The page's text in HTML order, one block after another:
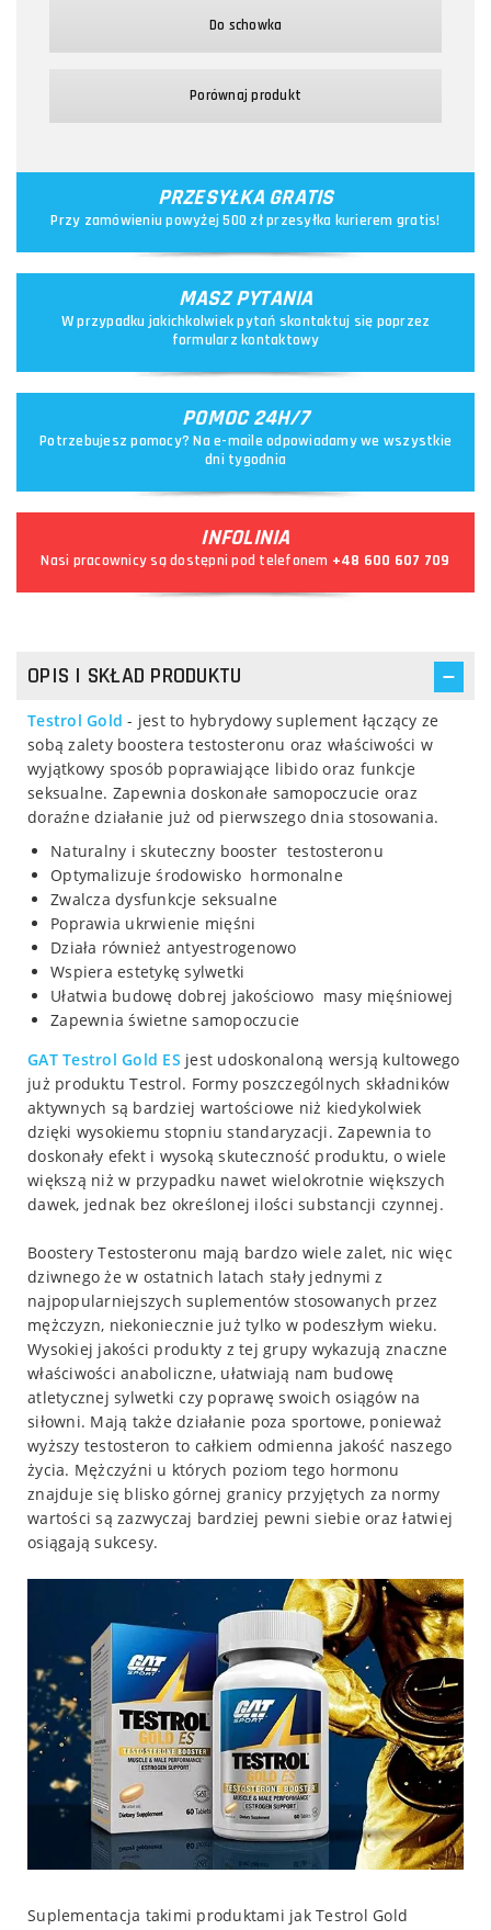
Do schowka
Porównaj produkt
PRZESYŁKA GRATIS
Przy zamówieniu powyżej 500 zł przesyłka kurierem gratis!
MASZ PYTANIA
W przypadku jakichkolwiek pytań skontaktuj się poprzez
formularz kontaktowy
POMOC 24H/7
Potrzebujesz pomocy? Na e-maile odpowiadamy we wszystkie
dni tygodnia
INFOLINIA
Nasi pracownicy są dostępni pod telefonem +48 600 607 709
OPIS I SKŁAD PRODUKTU
Testrol Gold - jest to hybrydowy suplement łączący ze
sobą zalety boostera testosteronu oraz właściwości w
wyjątkowy sposób poprawiające libido oraz funkcje
seksualne. Zapewnia doskonałe samopoczucie oraz
doraźne działanie już od pierwszego dnia stosowania.
Naturalny i skuteczny booster testosteronu
Optymalizuje środowisko hormonalne
Zwalcza dysfunkcje seksualne
Poprawia ukrwienie mięśni
Działa również antyestrogenowo
Wspiera estetykę sylwetki
Ułatwia budowę dobrej jakościowo masy mięśniowej
Zapewnia świetne samopoczucie
GAT Testrol Gold ES jest udoskonaloną wersją kultowego
już produktu Testrol. Formy poszczególnych składników
aktywnych są bardziej wartościowe niż kiedykolwiek
dzięki wysokiemu stopniu standaryzacji. Zapewnia to
doskonały efekt i wysoką skuteczność produktu, o wiele
większą niż w przypadku nawet wielokrotnie większych
dawek, jednak bez określonej ilości substancji czynnej.
Boostery Testosteronu mają bardzo wiele zalet, nic więc
dziwnego że w ostatnich latach stały jednymi z
najpopularniejszych suplementów stosowanych przez
mężczyzn, niekoniecznie już tylko w podeszłym wieku.
Wysokiej jakości produkty z tej grupy wykazują znaczne
właściwości anaboliczne, ułatwiają nam budowę
atletycznej sylwetki czy poprawę swoich osiągów na
siłowni. Mają także działanie poza sportowe, ponieważ
wyższy testosteron to całkiem odmienna jakość naszego
życia. Mężczyźni u których poziom tego hormonu
znajduje się blisko górnej granicy przyjętych za normy
wartości są zazwyczaj bardziej pewni siebie oraz łatwiej
osiągają sukcesy.
Suplementacja takimi produktami jak Testrol Gold